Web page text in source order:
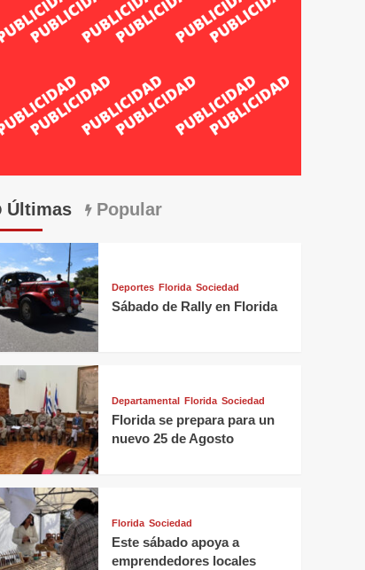
Últimas Popular
Deportes Florida Sociedad
Sábado de Rally en Florida
Departamental Florida Sociedad
Florida se prepara para un
nuevo 25 de Agosto
Florida Sociedad
Este sábado apoya a
emprendedores locales